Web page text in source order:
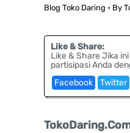
Blog Toko Daring • By
Like & Share:
Like & Share Jika
partisipasi Anda
Facebook
Twitter